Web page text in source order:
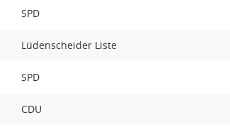
SPD
Lüdenscheider Liste
SPD
CDU